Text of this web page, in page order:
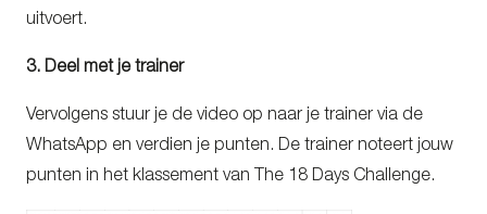
uitvoert.
3. Deel met je trainer
Vervolgens stuur je de video op naar je trainer via de
WhatsApp en verdien je punten. De trainer noteert jouw
punten in het klassement van The 18 Days Challenge.